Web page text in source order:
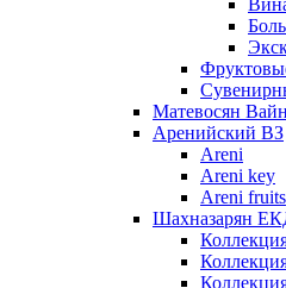
Матевосян Вайн
Аренийский ВЗ
Areni
Areni key
Areni fruits
Шахназарян